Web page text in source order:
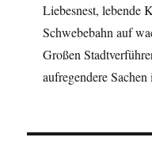
Liebesnest, lebende
Schwebebahn auf
Großen
aufregendere